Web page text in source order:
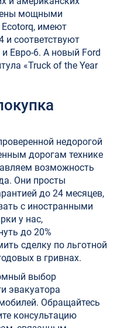
мощными
имеют
соответствуют
Евро-6. А новый Ford
«Truck of the Year
недорогой
дорогам технике
возможность
Они просты
до 24 месяцев,
с иностранными
у нас,
до 20%
сделку по льготной
в гривнах.
выбор
эвакуатора
Обращайтесь
консультацию